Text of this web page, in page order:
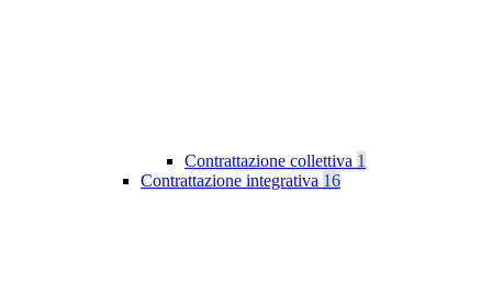
Contrattazione collettiva 1
Contrattazione integrativa 16